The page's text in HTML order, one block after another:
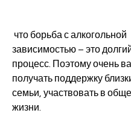
зависимостью – это
процесс. Поэтому очень
получать поддержку
семьи, участвовать в
жизни.